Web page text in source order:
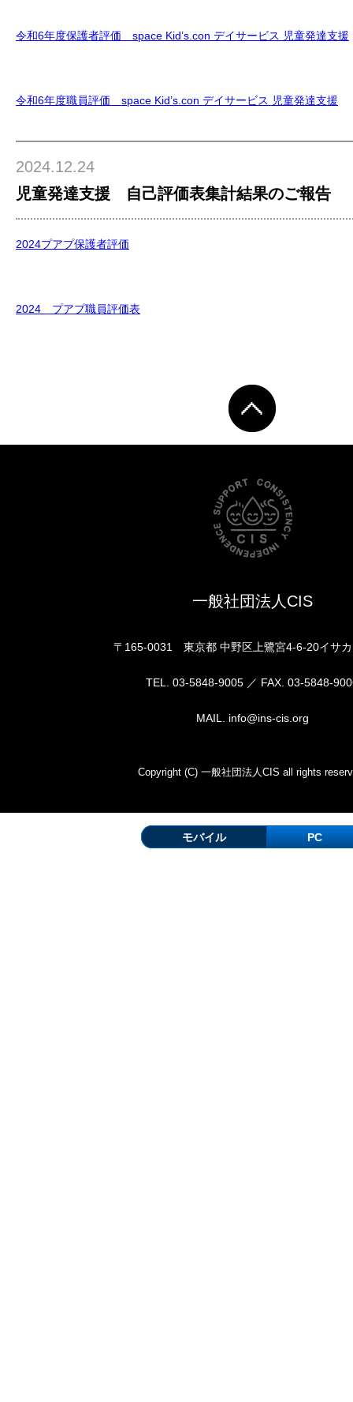
令和6年度保護者評価 space Kid’s.con デイサービス 児童発達支援
令和6年度職員評価 space Kid’s.con デイサービス 児童発達支援
2024.12.24
児童発達支援 自己評価表集計結果のご報告
2024プアプ保護者評価
2024 プアプ職員評価表
一般社団法人CIS
〒165-0031 東京都 中野区上鷺宮4-6-20イサ
TEL. 03-5848-9005 ／ FAX. 03-5848-
MAIL. info@ins-cis.org
Copyright (C) 一般社団法人CIS all rights
モバイル PC